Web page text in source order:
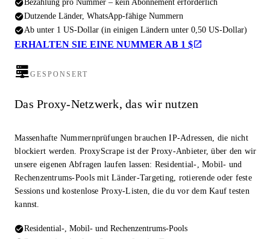
Dutzende Länder, WhatsApp-fähige Nummern
Ab unter 1 US-Dollar (in einigen Ländern unter 0,50 US-Dollar)
ERHALTEN SIE EINE NUMMER AB 1 $
GESPONSERT
Das Proxy-Netzwerk, das wir nutzen
Massenhafte Nummernprüfungen brauchen IP-Adressen, die nicht
blockiert werden. ProxyScrape ist der Proxy-Anbieter, über den wir
unsere eigenen Abfragen laufen lassen: Residential-, Mobil- und
Rechenzentrums-Pools mit Länder-Targeting, rotierende oder feste
Sessions und kostenlose Proxy-Listen, die du vor dem Kauf testen
kannst.
Residential-, Mobil- und Rechenzentrums-Pools